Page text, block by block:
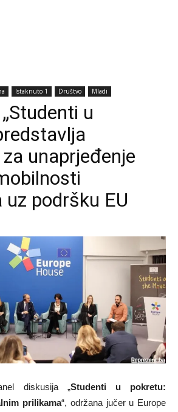
Istaknuto 1 Društvo Mladi
u
unaprjeđenje
podršku EU
diskusija „Studenti u pokretu:
prilikama“, održana jučer u Europe